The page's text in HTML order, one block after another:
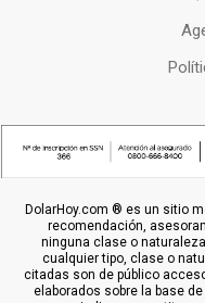
DolarHoy.com ® es un sitio
recomendación,
ninguna clase o
cualquier tipo, clase o
citadas son de público
elaborados sobre la base